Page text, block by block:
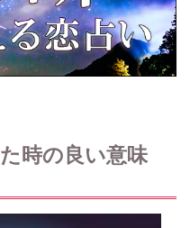
時の良い意味